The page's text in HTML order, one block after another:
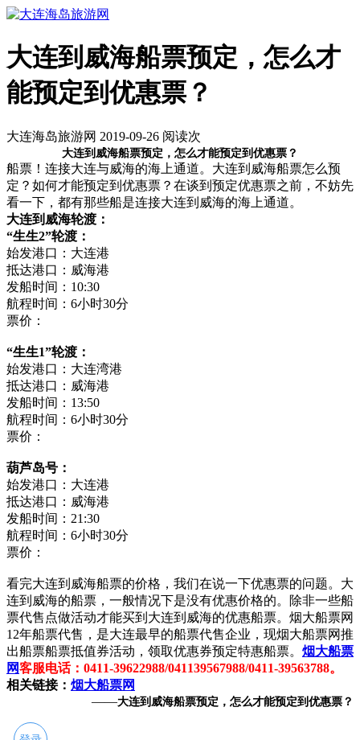
大连到威海船票预定，怎么才
能预定到优惠票？
大连海岛旅游网 2019-09-26 阅读次
大连到威海船票预定，怎么才能预定到优惠票？
船票！连接大连与威海的海上通道。大连到威海船票怎么预
定？如何才能预定到优惠票？在谈到预定优惠票之前，不妨先
看一下，都有那些船是连接大连到威海的海上通道。
大连到威海轮渡：
“生生2”轮渡：
始发港口：大连港
抵达港口：威海港
发船时间：10:30
航程时间：6小时30分
票价：
“生生1”轮渡：
始发港口：大连湾港
抵达港口：威海港
发船时间：13:50
航程时间：6小时30分
票价：
葫芦岛号：
始发港口：大连港
抵达港口：威海港
发船时间：21:30
航程时间：6小时30分
票价：
看完大连到威海船票的价格，我们在说一下优惠票的问题。大
连到威海的船票，一般情况下是没有优惠价格的。除非一些船
票代售点做活动才能买到大连到威海的优惠船票。烟大船票网
12年船票代售，是大连最早的船票代售企业，现烟大船票网推
出船票船票抵值券活动，领取优惠券预定特惠船票。 烟大船票
网客服电话：0411-39622988/041139567988/0411-39563788。
相关链接： 烟大船票网
——大连到威海船票预定，怎么才能预定到优惠票？